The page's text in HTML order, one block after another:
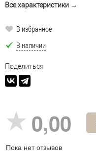
Все характеристики →
В избранное
В наличии
Поделиться
0,00
Пока нет отзывов